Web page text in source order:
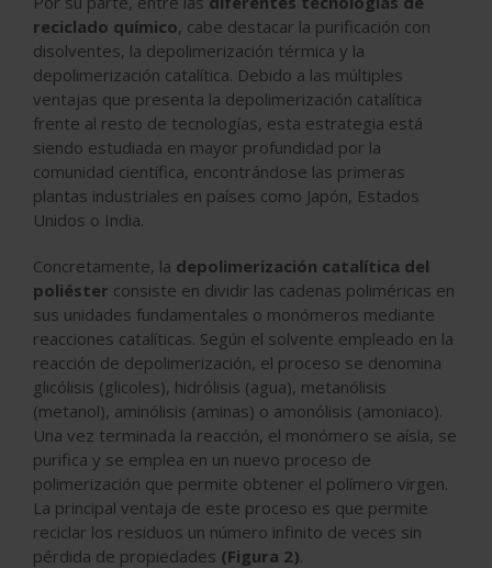
reciclado químico, cabe destacar la purificación con
disolventes, la depolimerización térmica y la
depolimerización catalítica. Debido a las múltiples
ventajas que presenta la depolimerización catalítica
frente al resto de tecnologías, esta estrategia está
siendo estudiada en mayor profundidad por la
comunidad científica, encontrándose las primeras
plantas industriales en países como Japón, Estados
Unidos o India.
Concretamente, la depolimerización catalítica del
poliéster consiste en dividir las cadenas poliméricas en
sus unidades fundamentales o monómeros mediante
reacciones catalíticas. Según el solvente empleado en la
reacción de depolimerización, el proceso se denomina
glicólisis (glicoles), hidrólisis (agua), metanólisis
(metanol), aminólisis (aminas) o amonólisis (amoniaco).
Una vez terminada la reacción, el monómero se aísla, se
purifica y se emplea en un nuevo proceso de
polimerización que permite obtener el polímero virgen.
La principal ventaja de este proceso es que permite
reciclar los residuos un número infinito de veces sin
pérdida de propiedades (Figura 2).